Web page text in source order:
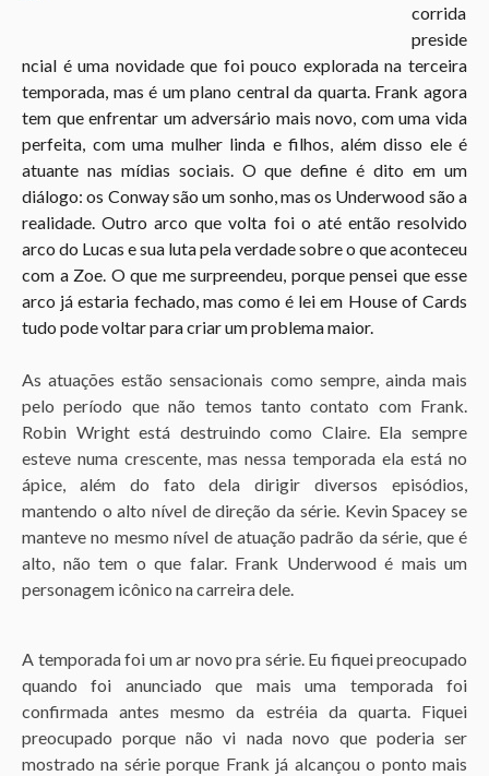
corrida
preside
ncial é uma novidade que foi pouco explorada na terceira
temporada, mas é um plano central da quarta. Frank agora
tem que enfrentar um adversário mais novo, com uma vida
perfeita, com uma mulher linda e filhos, além disso ele é
atuante nas mídias sociais. O que define é dito em um
diálogo: os Conway são um sonho, mas os Underwood são a
realidade. Outro arco que volta foi o até então resolvido
arco do Lucas e sua luta pela verdade sobre o que aconteceu
com a Zoe. O que me surpreendeu, porque pensei que esse
arco já estaria fechado, mas como é lei em House of Cards
tudo pode voltar para criar um problema maior.
As atuações estão sensacionais como sempre, ainda mais
pelo período que não temos tanto contato com Frank.
Robin Wright está destruindo como Claire. Ela sempre
esteve numa crescente, mas nessa temporada ela está no
ápice, além do fato dela dirigir diversos episódios,
mantendo o alto nível de direção da série. Kevin Spacey se
manteve no mesmo nível de atuação padrão da série, que é
alto, não tem o que falar. Frank Underwood é mais um
personagem icônico na carreira dele.
A temporada foi um ar novo pra série. Eu fiquei preocupado
quando foi anunciado que mais uma temporada foi
confirmada antes mesmo da estréia da quarta. Fiquei
preocupado porque não vi nada novo que poderia ser
mostrado na série porque Frank já alcançou o ponto mais